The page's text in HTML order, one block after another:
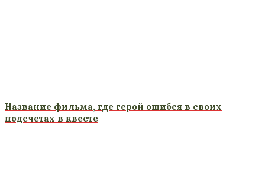
Название фильма, где герой ошибся в своих
подсчетах в квесте